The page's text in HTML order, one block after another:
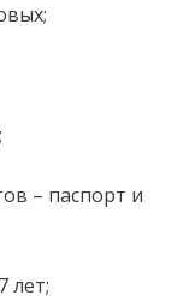
– паспорт и
лет;